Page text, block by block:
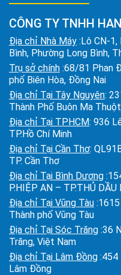
CÔNG TY TNHH
Địa chỉ Nhà Máy :Lô CN-
Bình, Phường Long Bình,
Trụ sở chính :68/81 Phan
phố Biên Hòa, Đồng Nai
Địa chỉ Tại Tây Nguyên:
Thành Phố Buôn Ma
Địa chỉ Tại TPHCM: 936
TP.Hồ Chí Minh
Địa chỉ Tại Cần Thơ:
TP. Cần Thơ
Địa chỉ Tại Bình Dương
P.HIỆP AN – TP.THỦ
Địa chỉ Tại Vũng Tàu
Thành phố Vũng Tàu
Địa chỉ Tại Sóc Trăng :36
Trăng, Việt Nam
Địa chỉ Tại Lâm Đồng :454
Lâm Đồng